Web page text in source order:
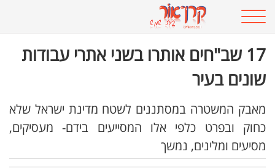
17 שב"חים אותרו בשני אתרי עבודות
שונים בעיר
מאבק המשטרה במסתננים לשטח מדינת ישראל שלא
כחוק ובפרט כלפי אלו המסייעים בידם- מעסיקים,
מסיעים ומלינים, נמשך